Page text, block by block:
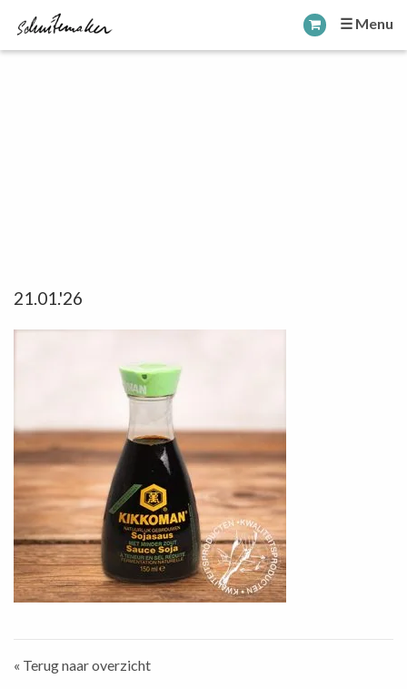
☰ Menu
21.01.'26
« Terug naar overzicht